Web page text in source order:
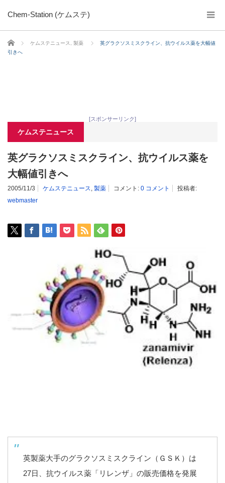
Chem-Station (ケムステ)
ホーム ケムステニュース 製薬
英グラクソスミスクライン、抗ウイルス薬を大幅値
引きへ
[スポンサーリンク]
ケムステニュース
英グラクソスミスクライン、抗ウイルス薬を
大幅値引きへ
2005/11/3 ケムステニュース, 製薬 コメント: 0 コメント
投稿者:
webmaster
英製薬大手のグラクソスミスクライン（ＧＳＫ）は
27日、抗ウイルス薬「リレンザ」の販売価格を発展